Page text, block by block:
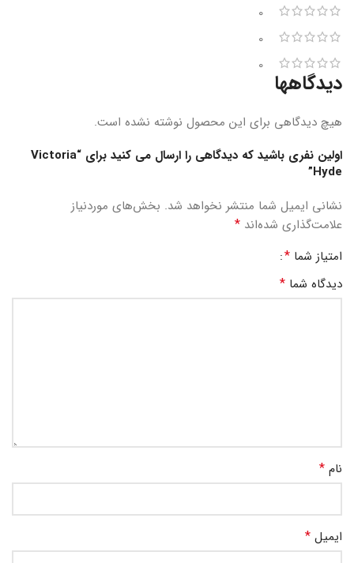
0
0
0
دیدگاهها
هیچ دیدگاهی برای این محصول نوشته نشده است.
اولین نفری باشید که دیدگاهی را ارسال می کنید برای “Victoria
Hyde”
نشانی ایمیل شما منتشر نخواهد شد. بخش‌های موردنیاز
علامت‌گذاری شده‌اند *
امتیاز شما *
دیدگاه شما *
نام *
ایمیل *